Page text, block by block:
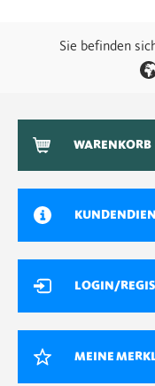
Sie befinden
WARENKORB
LOGIN/
MEINE